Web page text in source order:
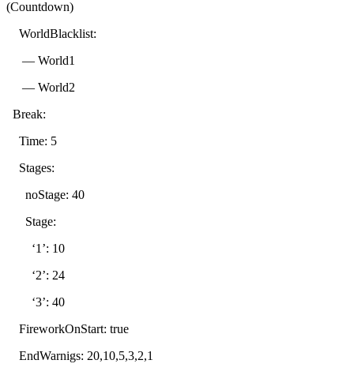
(Countdown)
WorldBlacklist:
— World1
— World2
Break:
Time: 5
Stages:
noStage: 40
Stage:
‘1’: 10
‘2’: 24
‘3’: 40
FireworkOnStart: true
EndWarnigs: 20,10,5,3,2,1